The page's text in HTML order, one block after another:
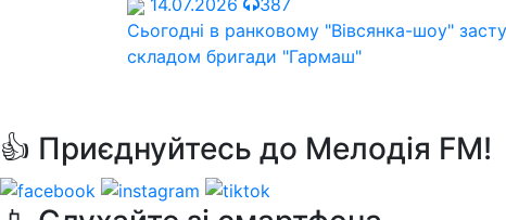
14.07.2026
387
Сьогодні в ранковому "Вівсянка-шоу"
складом бригади "Гармаш"
👍 Приєднуйтесь до Мелодія FM!